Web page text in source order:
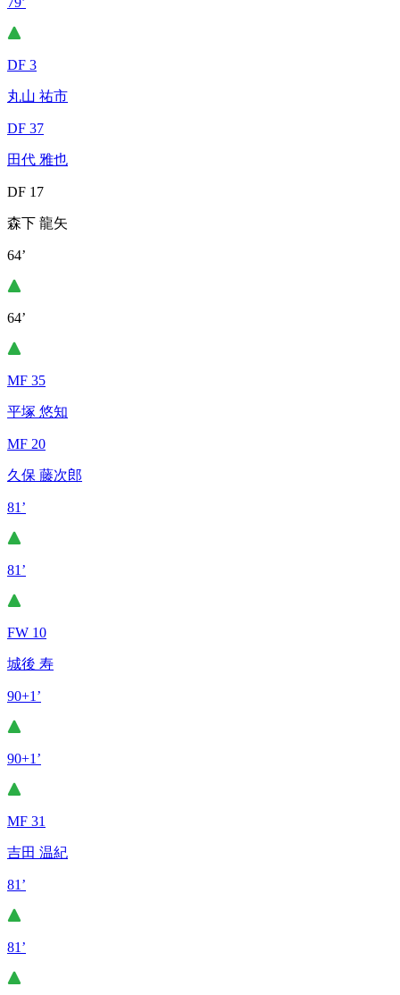
DF 3
丸山 祐市
DF 37
田代 雅也
DF 17
森下 龍矢
64’
64’
MF 35
平塚 悠知
MF 20
久保 藤次郎
81’
81’
FW 10
城後 寿
90+1’
90+1’
MF 31
吉田 温紀
81’
81’